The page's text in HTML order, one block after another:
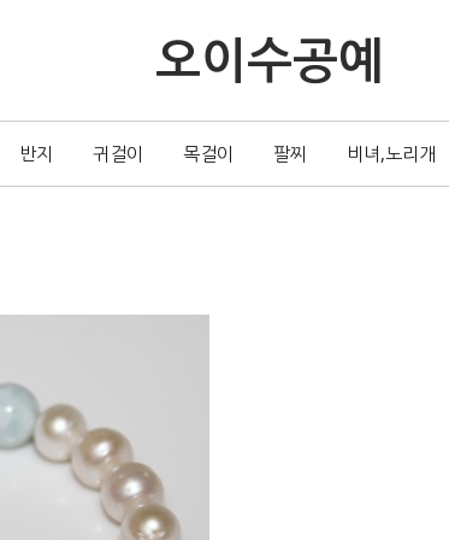
오이수공예
반지 귀걸이 목걸이 팔찌 비녀,노리개